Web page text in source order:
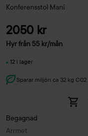
Konferensstol Mani
2050 kr
Hyr från 55 kr/mån
12 i lager
Sparar miljön ca 32 kg C02
Arrmet
Begagnad